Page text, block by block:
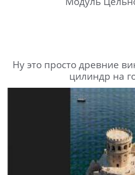
Ну это просто древние
цилиндр на